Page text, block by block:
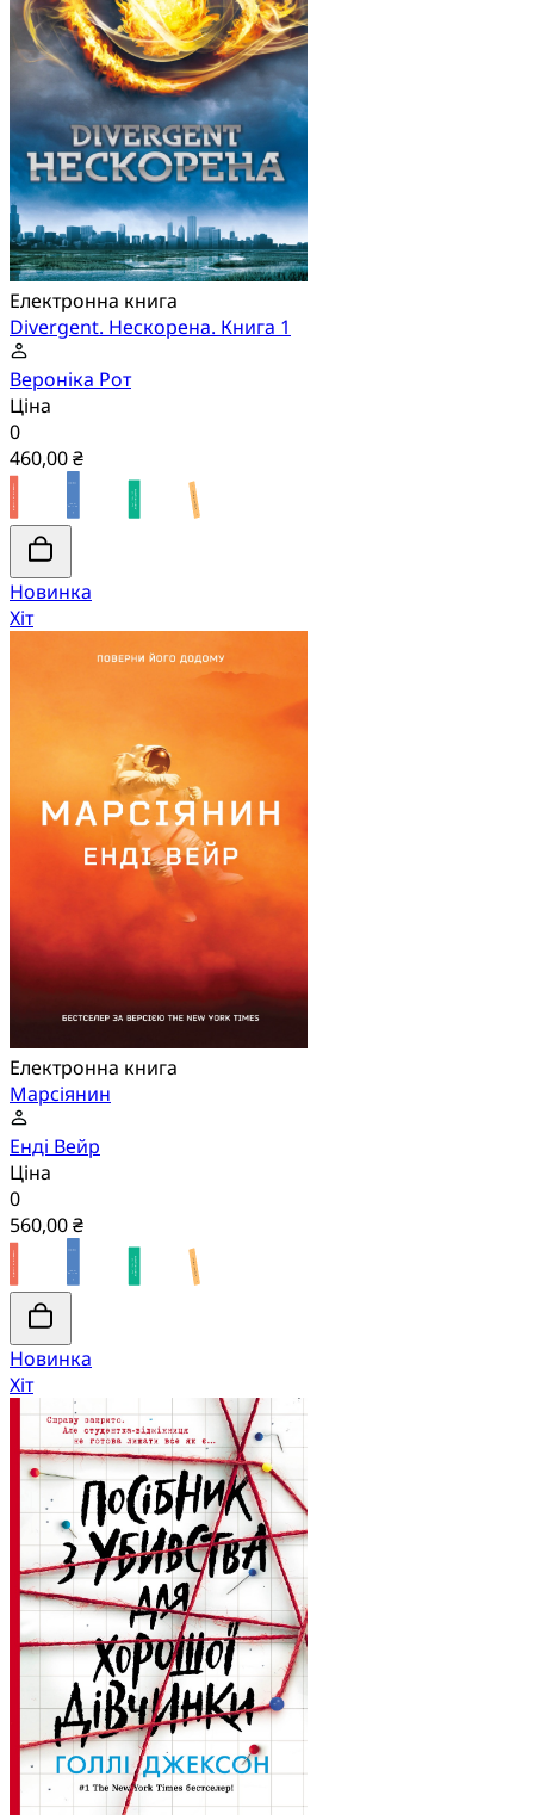
Електронна книга
Divergent. Нескорена. Книга 1
Вероніка Рот
Ціна
0
460,00 ₴
Новинка
Хіт
Електронна книга
Марсіянин
Енді Вейр
Ціна
0
560,00 ₴
Новинка
Хіт